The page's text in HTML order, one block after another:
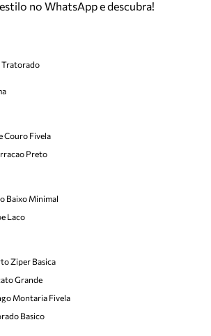
no WhatsApp e descubra!
Tratorado
Couro Fivela
Preto
Baixo Minimal
Laco
Ziper Basica
Grande
Montaria Fivela
Basico